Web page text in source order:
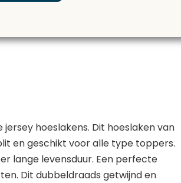
hoeslakens. Dit hoeslaken van
en geschikt voor alle type toppers.
lange levensduur. Een perfecte
Dit dubbeldraads getwijnd en